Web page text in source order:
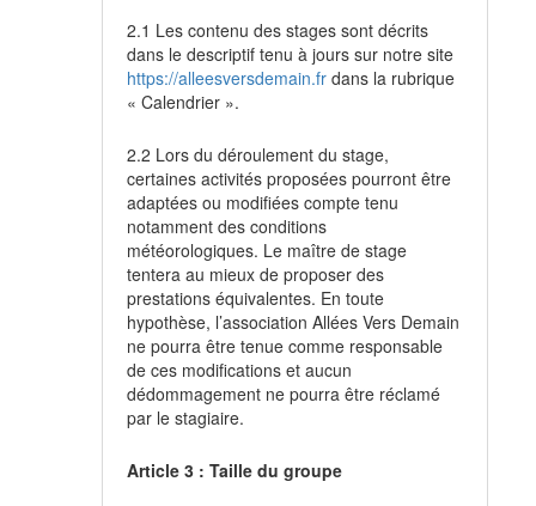
2.1 Les contenu des stages sont décrits
dans le descriptif tenu à jours sur notre site
https://alleesversdemain.fr dans la rubrique
« Calendrier ».
2.2 Lors du déroulement du stage,
certaines activités proposées pourront être
adaptées ou modifiées compte tenu
notamment des conditions
météorologiques. Le maître de stage
tentera au mieux de proposer des
prestations équivalentes. En toute
hypothèse, l’association Allées Vers Demain
ne pourra être tenue comme responsable
de ces modifications et aucun
dédommagement ne pourra être réclamé
par le stagiaire.
Article 3 : Taille du groupe